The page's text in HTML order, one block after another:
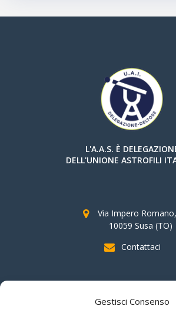
Gestisci Consenso
L'A.A.S. È
DELL'UNIONE ASTROFILI
Via Impero
10059 Susa (TO)
Contattaci
SOSTIENI AAS